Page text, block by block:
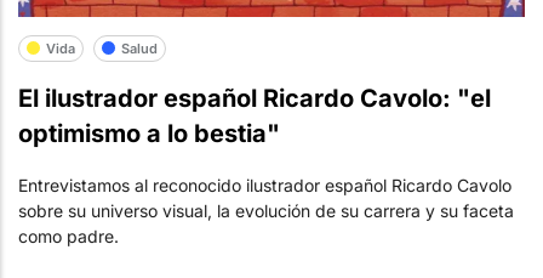
Vida Salud
El ilustrador español Ricardo Cavolo: "el
optimismo a lo bestia"
Entrevistamos al reconocido ilustrador español Ricardo Cavolo
sobre su universo visual, la evolución de su carrera y su faceta
como padre.